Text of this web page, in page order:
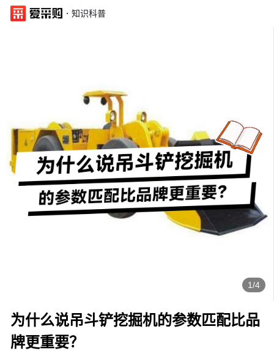
· 知识科普
1/4
为什么说吊斗铲挖掘机的参数匹配比品
牌更重要？